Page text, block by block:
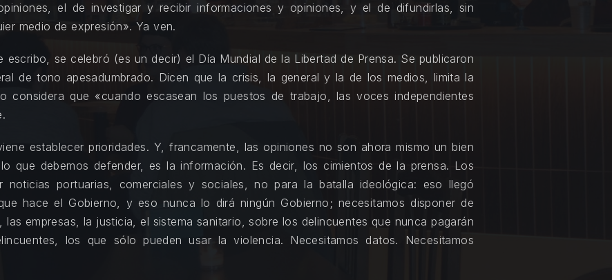
el de investigar y recibir informaciones y opiniones, y el de difundirlas, sin
medio de expresión». Ya ven.
escribo, se celebró (es un decir) el Día Mundial de la Libertad de Prensa. Se publicaron
de tono apesadumbrado. Dicen que la crisis, la general y la de los medios, limita la
considera que «cuando escasean los puestos de trabajo, las voces independientes
establecer prioridades. Y, francamente, las opiniones no son ahora mismo un bien
que debemos defender, es la información. Es decir, los cimientos de la prensa. Los
noticias portuarias, comerciales y sociales, no para la batalla ideológica: eso llegó
hace el Gobierno, y eso nunca lo dirá ningún Gobierno; necesitamos disponer de
empresas, la justicia, el sistema sanitario, sobre los delincuentes que nunca pagarán
los que sólo pueden usar la violencia. Necesitamos datos. Necesitamos